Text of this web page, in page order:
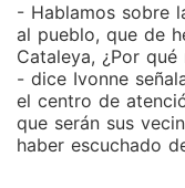
- Hablamos sobre
al pueblo, que de
Cataleya, ¿Por
­- dice Ivonne
el centro de
que serán sus
haber escuchado